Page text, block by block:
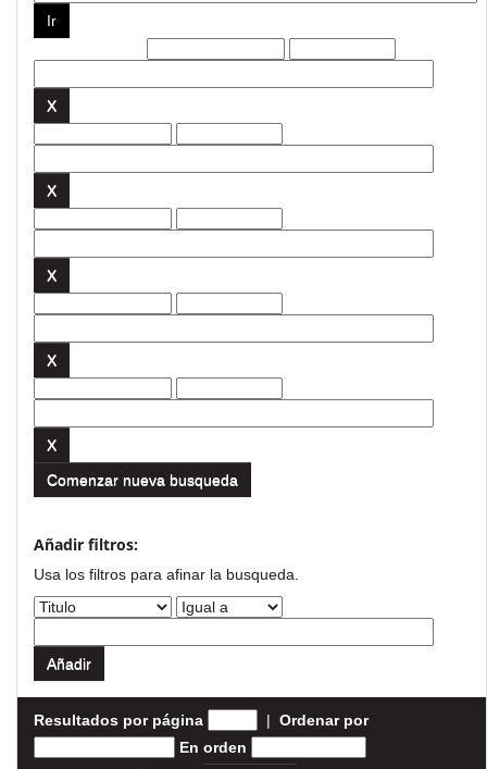
Comenzar nueva busqueda
Añadir filtros:
Usa los filtros para afinar la busqueda.
Resultados por página | Ordenar por
En orden